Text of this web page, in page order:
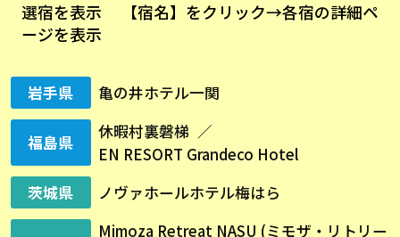
選宿を表示
【宿名】をクリック→各宿の詳細ペ
ージを表示
岩手県 亀の井ホテル一関
福島県
休暇村裏磐梯
EN RESORT Grandeco Hotel
茨城県
ノヴァホールホテル梅はら
Mimoza Retreat NASU (ミモザ・リトリー